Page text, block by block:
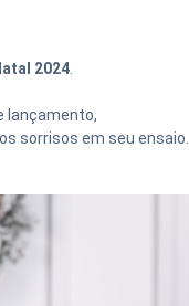
2024.
lançamento,
sorrisos em seu ensaio.